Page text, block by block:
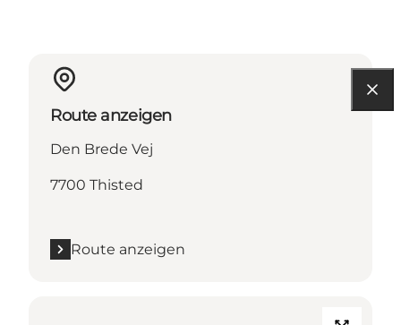
Route anzeigen
Den Brede Vej
7700 Thisted
Route anzeigen